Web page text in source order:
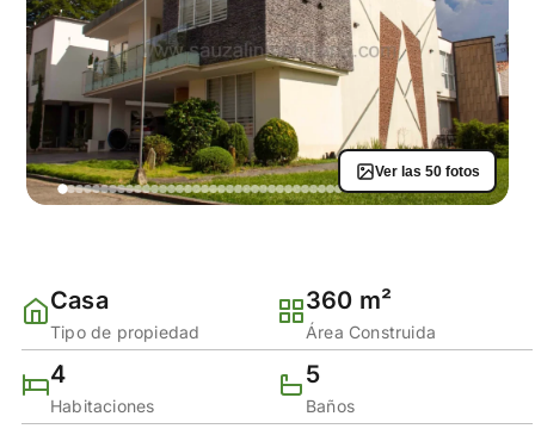
Ver las 50 fotos
Casa
Tipo de propiedad
360 m²
Área Construida
4
Habitaciones
5
Baños